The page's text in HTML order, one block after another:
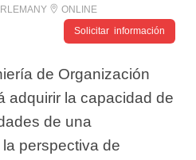
ONLINE
Solicitar información
de Organización
adquirir la capacidad de
de una
perspectiva de